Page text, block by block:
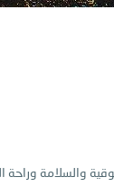
والسلامة